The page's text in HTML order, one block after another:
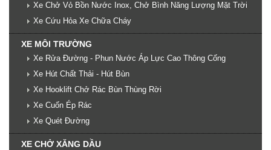
Xe Chở Vỏ Bồn Nước Inox, Chở Bình Năng Lượng Mặt Trời
Xe Cứu Hỏa Xe Chữa Cháy
XE MÔI TRƯỜNG
Xe Rửa Đường - Phun Nước Áp Lực Cao Thông Cống
Xe Hút Chất Thải - Hút Bùn
Xe Hooklift Chở Rác Bùn Thùng Rời
Xe Cuốn Ép Rác
Xe Quét Đường
XE CHỞ XĂNG DẦU